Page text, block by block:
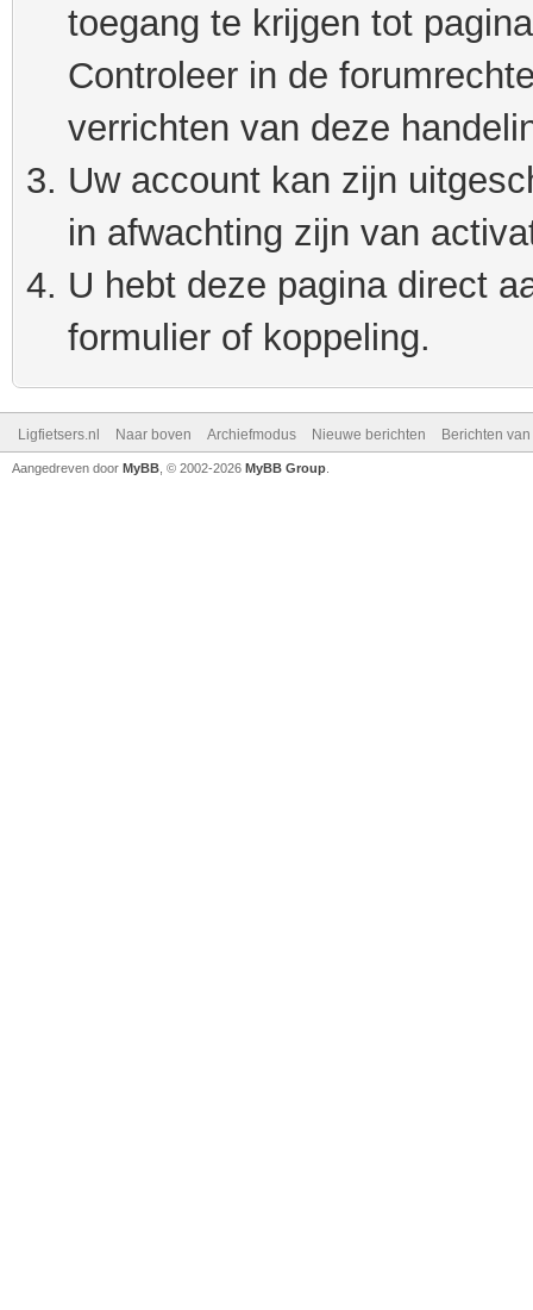
toegang te krijgen tot
Controleer in de
verrichten van deze
Uw account kan zijn
in afwachting zijn van
U hebt deze pagina direct
formulier of koppeling.
Ligfietsers.nl Naar boven Archiefmodus Nieuwe berichten Berichten
Aangedreven door MyBB , © 2002-2026 MyBB Group